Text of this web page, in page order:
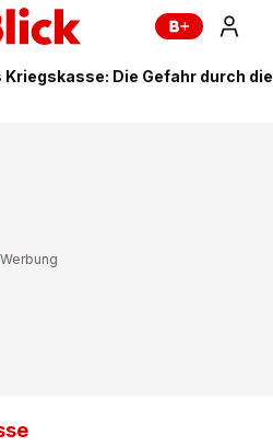
Kriegskasse: Die Gefahr durch